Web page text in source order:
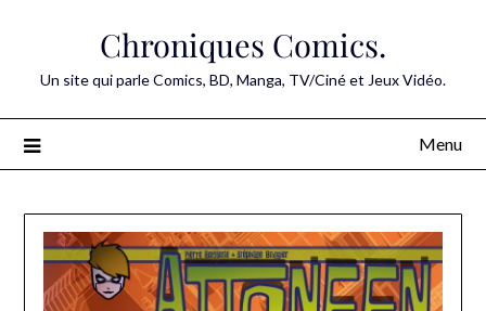
Chroniques Comics.
Un site qui parle Comics, BD, Manga, TV/Ciné et Jeux Vidéo.
Menu